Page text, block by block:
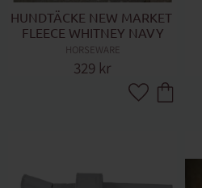
HUNDTÄCKE NEW MARKET
FLEECE WHITNEY NAVY
HORSEWARE
329 kr
Lägg till i